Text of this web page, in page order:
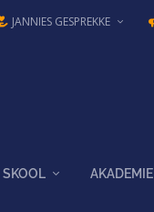
JANNIES GESPREKKE
SKOOL AKADEMIE